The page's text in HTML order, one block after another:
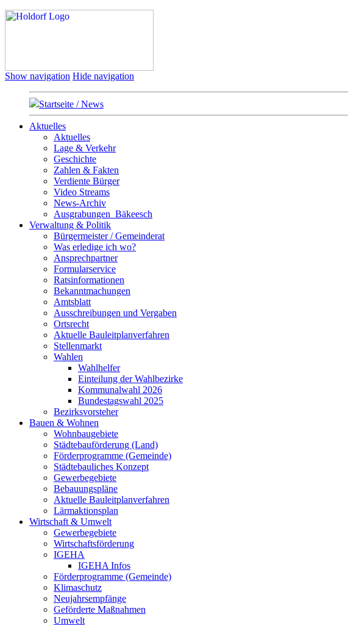
Show navigation Hide navigation
Startseite / News
Aktuelles
Aktuelles
Lage & Verkehr
Geschichte
Zahlen & Fakten
Verdiente Bürger
Video Streams
News-Archiv
Ausgrabungen_Bäkeesch
Verwaltung & Politik
Bürgermeister / Gemeinderat
Was erledige ich wo?
Ansprechpartner
Formularservice
Ratsinformationen
Bekanntmachungen
Amtsblatt
Ausschreibungen und Vergaben
Ortsrecht
Aktuelle Bauleitplanverfahren
Stellenmarkt
Wahlen
Wahlhelfer
Einteilung der Wahlbezirke
Kommunalwahl 2026
Bundestagswahl 2025
Bezirksvorsteher
Bauen & Wohnen
Wohnbaugebiete
Städtebauförderung (Land)
Förderprogramme (Gemeinde)
Städtebauliches Konzept
Gewerbegebiete
Bebauungspläne
Aktuelle Bauleitplanverfahren
Lärmaktionsplan
Wirtschaft & Umwelt
Gewerbegebiete
Wirtschaftsförderung
IGEHA
IGEHA Infos
Förderprogramme (Gemeinde)
Klimaschutz
Neujahrsempfänge
Geförderte Maßnahmen
Umwelt